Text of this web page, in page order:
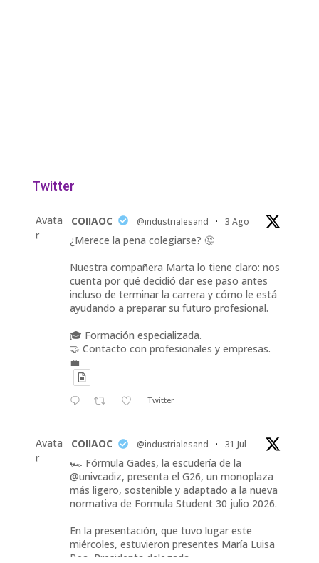
Twitter
Avata
r
COIIAOC @industrialesand · 3 Ago
¿Merece la pena colegiarse? 🤔
Nuestra compañera Marta lo tiene claro: nos
cuenta por qué decidió dar ese paso antes
incluso de terminar la carrera y cómo le está
ayudando a preparar su futuro profesional.
🎓 Formación especializada.
🤝 Contacto con profesionales y empresas.
💼
Twitter
Avata
r
COIIAOC @industrialesand · 31 Jul
🏎️ Fórmula Gades, la escudería de la
@univcadiz, presenta el G26, un monoplaza
más ligero, sostenible y adaptado a la nueva
normativa de Formula Student 30 julio 2026.
En la presentación, que tuvo lugar este
miércoles, estuvieron presentes María Luisa
Bea, Presidenta delegada